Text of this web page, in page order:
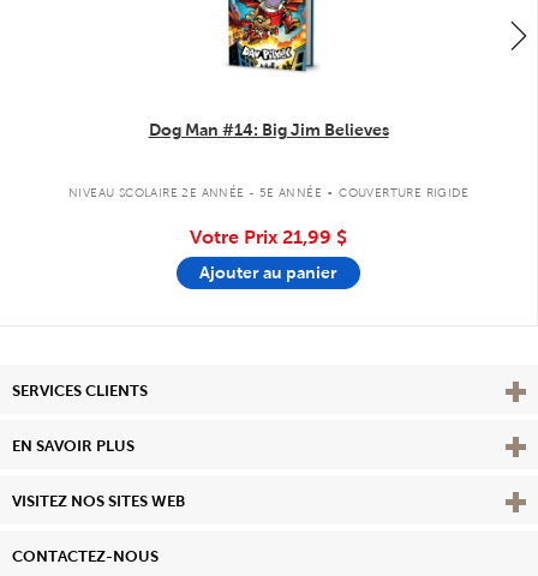
Dog Man #14: Big Jim Believes
NIVEAU SCOLAIRE 2E ANNÉE - 5E ANNÉE . COUVERTURE RIGIDE
Votre Prix 21,99 $
Ajouter au panier
SERVICES CLIENTS
EN SAVOIR PLUS View
VISITEZ NOS SITES WEB
CONTACTEZ-NOUS